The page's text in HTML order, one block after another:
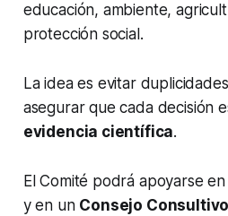
educación, ambiente,
protección social.
La idea es evitar
asegurar que cada decisión
evidencia científica.
El Comité podrá apoyarse
y en un Consejo Consultivo